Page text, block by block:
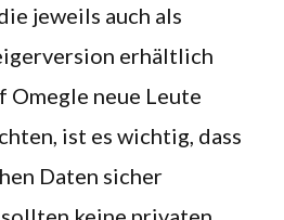
jeweils auch als
erhältlich
Omegle neue Leute
ist es wichtig, dass
Daten sicher